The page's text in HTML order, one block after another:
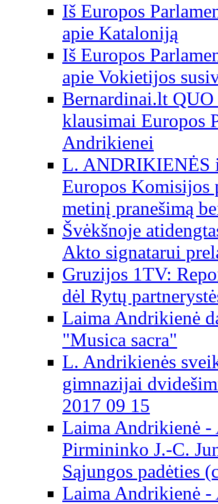
Iš Europos
apie Kataloniją
Iš Europos
apie Vokietijos
Bernardinai.lt
klausimai Europos
Andrikienei
L. ANDRIKIENĖS
Europos Komisijos
metinį pranešimą
Švėkšnoje
Akto signatarui
Gruzijos 1TV:
dėl Rytų
Laima Andrikienė
"Musica sacra"
L. Andrikienės
gimnazijai
2017 09 15
Laima Andrikienė
Pirmininko J.-C.
Sąjungos padėties
Laima Andrikienė